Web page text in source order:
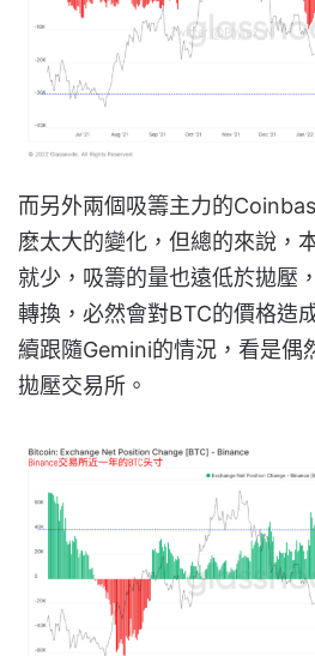
而另外兩個吸籌主力的
麽太大的變化，但總的來說，
就少，吸籌的量也遠低於拋壓
轉換，必然會對BTC的價格造
續跟隨Gemini的情況，看是偶
拋壓交易所。